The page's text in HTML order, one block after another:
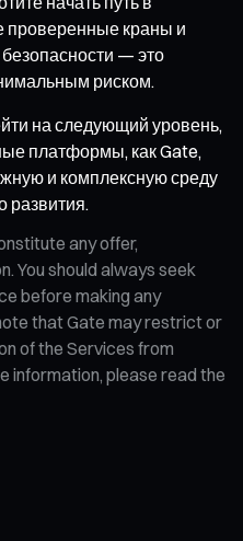
проверенные краны и
— это
риском.
на следующий уровень,
платформы, как Gate,
и комплексную среду
развития.
any offer,
You should always seek
before making any
that Gate may restrict or
of the Services from
information, please read the